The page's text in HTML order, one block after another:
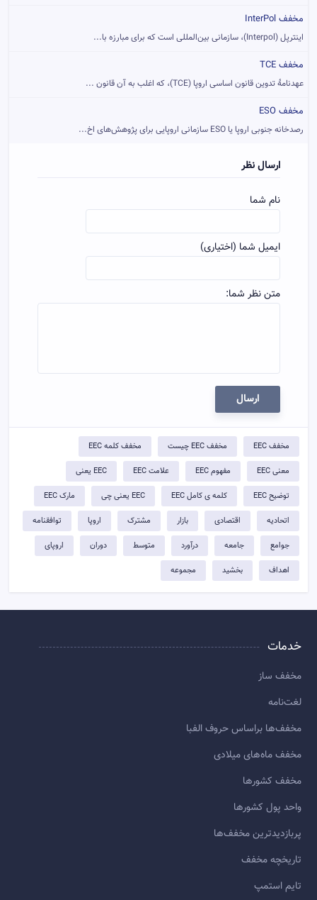
مخفف InterPol
اینترپل (Interpol)، سازمانی بین‌المللی است که برای مبارزه با...
مخفف TCE
عهدنامهٔ تدوین قانون اساسی اروپا (TCE)، که اغلب به آن قانون ...
مخفف ESO
رصدخانه جنوبی اروپا یا ESO سازمانی اروپایی برای پژوهش‌های اخ...
ارسال نظر
نام شما
ایمیل شما (اختیاری)
متن نظر شما:
ارسال
مخفف EEC مخفف EEC چیست مخفف کلمه EEC
معنی EEC مفهوم EEC علامت EEC EEC یعنی
توضيح EEC کلمه ی کامل EEC EEC یعنی چی مارک EEC
اتحادیه اقتصادی بازار مشترک اروپا توافقنامه
جوامع جامعه درآورد متوسط دوران اروپای
اهداف بخشید مجموعه
خدمات
مخفف ساز
لغت‌نامه
مخفف‌ها براساس حروف الفبا
مخفف ماه‌های میلادی
مخفف کشورها
واحد پول کشورها
پربازديدترين مخفف‌ها
تاريخچه مخفف
تایم استمپ